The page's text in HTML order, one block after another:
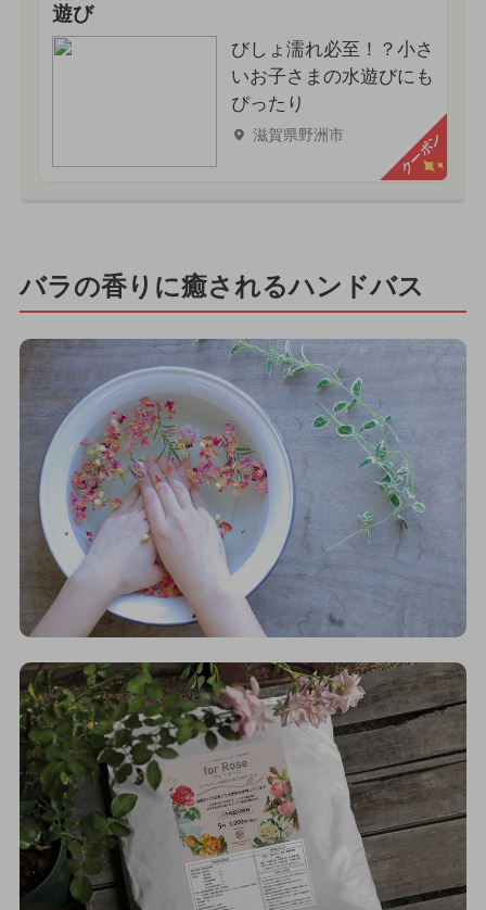
遊び
びしょ濡れ必至！？小さ
いお子さまの水遊びにも
ぴったり
滋賀県野洲市 クーポン
バラの香りに癒されるハンドバス